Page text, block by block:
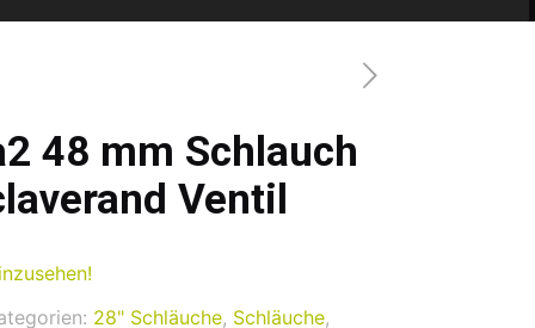
48 mm Schlauch
Ventil
28" Schläuche, Schläuche,